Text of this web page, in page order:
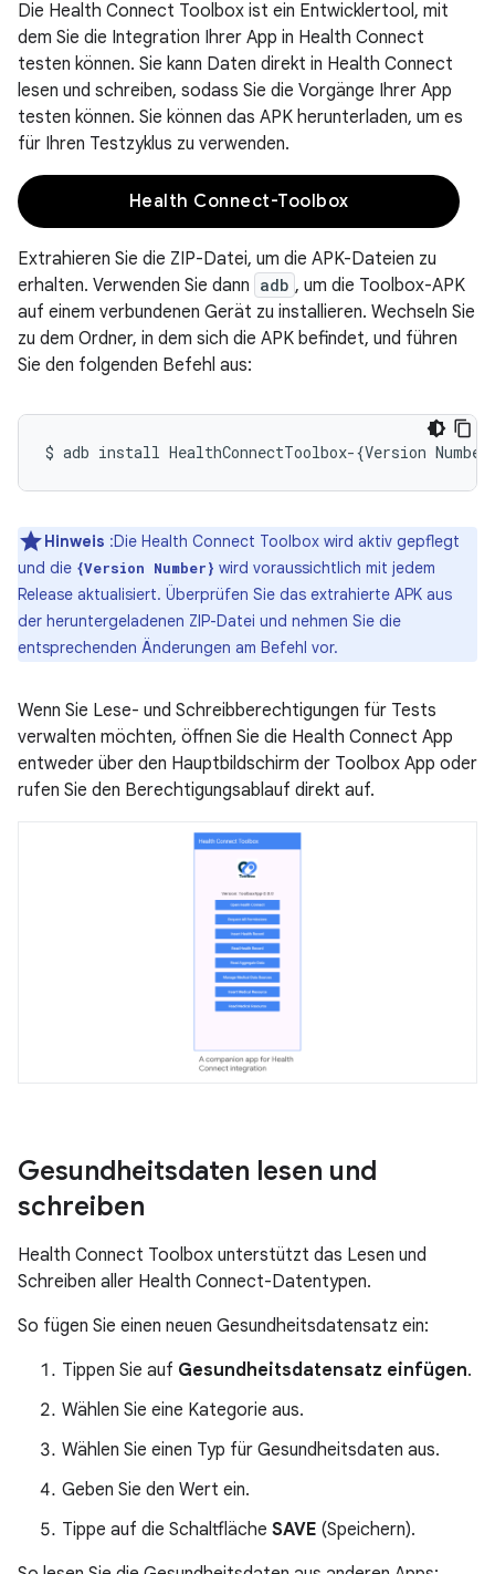
Die Health Connect Toolbox ist ein Entwicklertool, mit
dem Sie die Integration Ihrer App in Health Connect
testen können. Sie kann Daten direkt in Health Connect
lesen und schreiben, sodass Sie die Vorgänge Ihrer App
testen können. Sie können das APK herunterladen, um es
für Ihren Testzyklus zu verwenden.
Health Connect-Toolbox
Extrahieren Sie die ZIP-Datei, um die APK-Dateien zu
erhalten. Verwenden Sie dann adb , um die Toolbox-APK
auf einem verbundenen Gerät zu installieren. Wechseln Sie
zu dem Ordner, in dem sich die APK befindet, und führen
Sie den folgenden Befehl aus:
$ adb install HealthConnectToolbox-{Version Number
Hinweis :Die Health Connect Toolbox wird aktiv gepflegt
und die {Version Number} wird voraussichtlich mit jedem
Release aktualisiert. Überprüfen Sie das extrahierte APK aus
der heruntergeladenen ZIP-Datei und nehmen Sie die
entsprechenden Änderungen am Befehl vor.
Wenn Sie Lese- und Schreibberechtigungen für Tests
verwalten möchten, öffnen Sie die Health Connect App
entweder über den Hauptbildschirm der Toolbox App oder
rufen Sie den Berechtigungsablauf direkt auf.
Gesundheitsdaten lesen und
schreiben
Health Connect Toolbox unterstützt das Lesen und
Schreiben aller Health Connect-Datentypen.
So fügen Sie einen neuen Gesundheitsdatensatz ein:
Tippen Sie auf Gesundheitsdatensatz einfügen.
Wählen Sie eine Kategorie aus.
Wählen Sie einen Typ für Gesundheitsdaten aus.
Geben Sie den Wert ein.
Tippe auf die Schaltfläche SAVE (Speichern).